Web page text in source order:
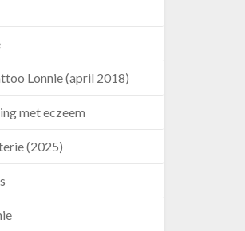
Lonnie (april 2018)
met eczeem
(2025)